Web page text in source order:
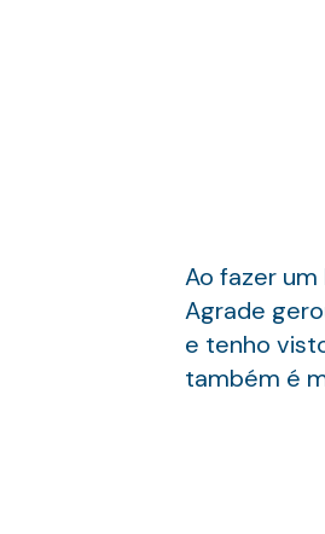
Ao fazer
Agrade
e tenho
também é